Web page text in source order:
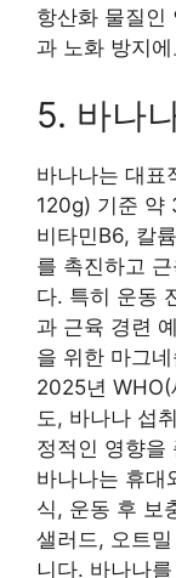
항산화 물질인
과 노화 방지
5. 바나
바나나는 대표
120g) 기준 약
비타민B6, 칼
를 촉진하고
다. 특히 운동
과 근육 경련
을 위한 마그
2025년 WHO(
도, 바나나 섭
정적인 영향을
바나나는 휴대
식, 운동 후 보
샐러드, 오트
니다. 바나나